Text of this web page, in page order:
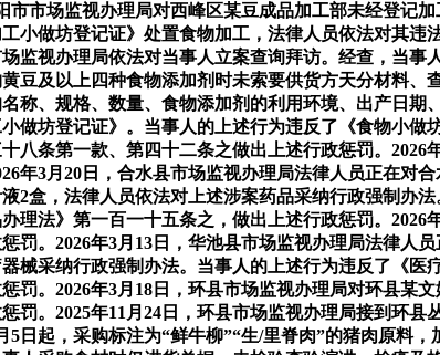
市场监视办理局对西峰区某豆成品加工部未经登记
小做坊登记证》处置食物加工，法律人员依法对其
监视办理局依法对当事人立案查询拜访。经查，当事
豆及以上四种食物添加剂时未索要供货方天分材料
称、规格、数量、食物添加剂的利用环境、出产日
做坊登记证》。当事人的上述行为违反了《食物小
八条第一款、第四十二条之做出上述行政惩罚。
年3月20日，合水县市场监视办理局法律人员正在对
2盒，法律人员依法对上述涉案药品采纳行政强制办
理法》第一百一十五条之，做出上述行政惩罚。
罚。2026年3月13日，华池县市场监视办理局法律人
械采纳行政强制办法。当事人的上述行为违反了《
罚。2026年3月18日，环县市场监视办理局对环县某
罚。2025年11月24日，环县市场监视办理局接到环
日起，采购标注为“鲜牛柳”“生/里脊肉”的猪肉原料